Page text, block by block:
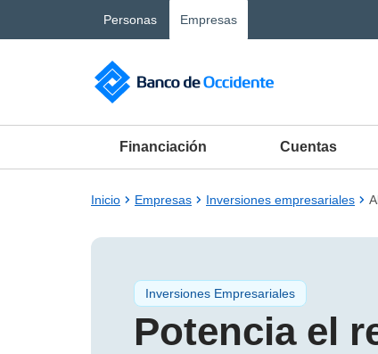
Saltar al contenido principal
Personas Empresas
Financiación Cuentas
Inicio Empresas Inversiones empresariales
Inversiones Empresariales
Potencia el